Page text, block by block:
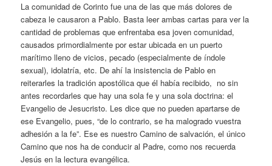
La comunidad de Corinto fue una de las que más dolores de
cabeza le causaron a Pablo. Basta leer ambas cartas para ver la
cantidad de problemas que enfrentaba esa joven comunidad,
causados primordialmente por estar ubicada en un puerto
marítimo lleno de vicios, pecado (especialmente de índole
sexual), idolatría, etc. De ahí la insistencia de Pablo en
reiterarles la tradición apostólica que él había recibido, no sin
antes recordarles que hay una sola fe y una sola doctrina: el
Evangelio de Jesucristo. Les dice que no pueden apartarse de
ese Evangelio, pues, “de lo contrario, se ha malogrado vuestra
adhesión a la fe”. Ese es nuestro Camino de salvación, el único
Camino que nos ha de conducir al Padre, como nos recuerda
Jesús en la lectura evangélica.